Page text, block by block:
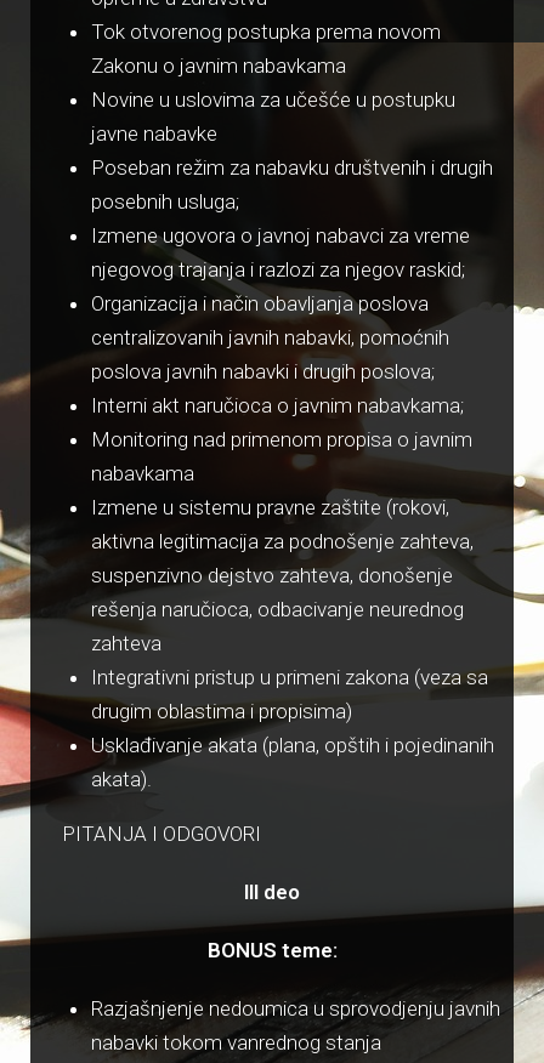
Tok otvorenog postupka prema novom
Zakonu o javnim nabavkama
Novine u uslovima za učešće u postupku
javne nabavke
Poseban režim za nabavku društvenih i drugih
posebnih usluga;
Izmene ugovora o javnoj nabavci za vreme
njegovog trajanja i razlozi za njegov raskid;
Organizacija i način obavljanja poslova
centralizovanih javnih nabavki, pomoćnih
poslova javnih nabavki i drugih poslova;
Interni akt naručioca o javnim nabavkama;
Monitoring nad primenom propisa o javnim
nabavkama
Izmene u sistemu pravne zaštite (rokovi,
aktivna legitimacija za podnošenje zahteva,
suspenzivno dejstvo zahteva, donošenje
rešenja naručioca, odbacivanje neurednog
zahteva
Integrativni pristup u primeni zakona (veza sa
drugim oblastima i propisima)
Usklađivanje akata (plana, opštih i pojedinanih
akata).
PITANJA I ODGOVORI
III deo
BONUS teme:
Razjašnjenje nedoumica u sprovodjenju javnih
nabavki tokom vanrednog stanja